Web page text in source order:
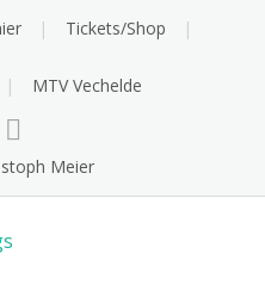
Tickets/Shop
MTV Vechelde
Meier